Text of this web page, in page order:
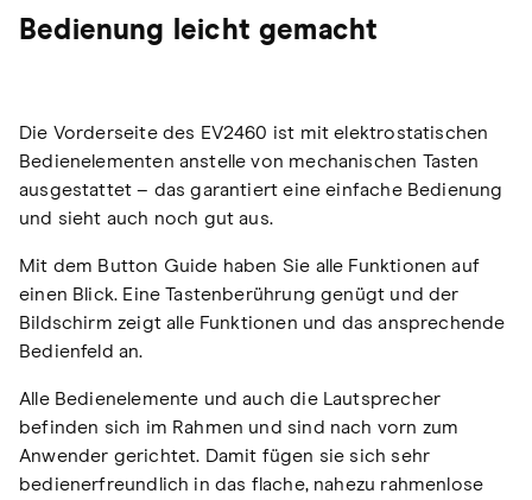
Bedienung leicht gemacht
Die Vorderseite des EV2460 ist mit elektrostatischen
Bedienelementen anstelle von mechanischen Tasten
ausgestattet – das garantiert eine einfache Bedienung
und sieht auch noch gut aus.
Mit dem Button Guide haben Sie alle Funktionen auf
einen Blick. Eine Tastenberührung genügt und der
Bildschirm zeigt alle Funktionen und das ansprechende
Bedienfeld an.
Alle Bedienelemente und auch die Lautsprecher
befinden sich im Rahmen und sind nach vorn zum
Anwender gerichtet. Damit fügen sie sich sehr
bedienerfreundlich in das flache, nahezu rahmenlose